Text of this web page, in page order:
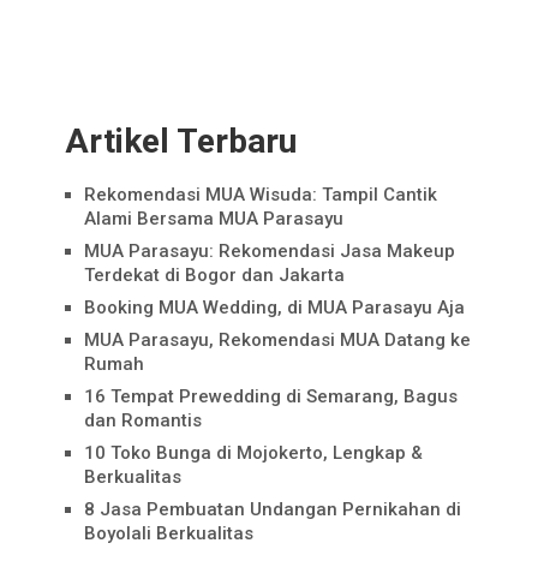
Artikel Terbaru
Rekomendasi MUA Wisuda: Tampil Cantik
Alami Bersama MUA Parasayu
MUA Parasayu: Rekomendasi Jasa Makeup
Terdekat di Bogor dan Jakarta
Booking MUA Wedding, di MUA Parasayu Aja
MUA Parasayu, Rekomendasi MUA Datang ke
Rumah
16 Tempat Prewedding di Semarang, Bagus
dan Romantis
10 Toko Bunga di Mojokerto, Lengkap &
Berkualitas
8 Jasa Pembuatan Undangan Pernikahan di
Boyolali Berkualitas